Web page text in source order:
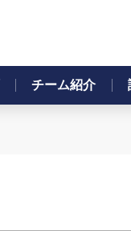
チーム紹介